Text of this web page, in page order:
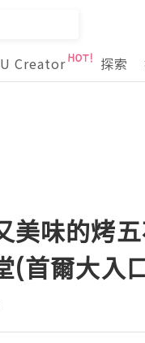
Creator 探索
美味的烤
(首爾大入